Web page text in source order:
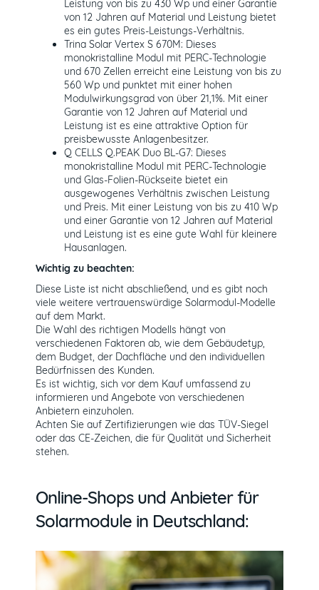
Leistung von bis zu 430 Wp und einer Garantie
von 12 Jahren auf Material und Leistung bietet
es ein gutes Preis-Leistungs-Verhältnis.
Trina Solar Vertex S 670M: Dieses
monokristalline Modul mit PERC-Technologie
und 670 Zellen erreicht eine Leistung von bis zu
560 Wp und punktet mit einer hohen
Modulwirkungsgrad von über 21,1%. Mit einer
Garantie von 12 Jahren auf Material und
Leistung ist es eine attraktive Option für
preisbewusste Anlagenbesitzer.
Q CELLS Q.PEAK Duo BL-G7: Dieses
monokristalline Modul mit PERC-Technologie
und Glas-Folien-Rückseite bietet ein
ausgewogenes Verhältnis zwischen Leistung
und Preis. Mit einer Leistung von bis zu 410 Wp
und einer Garantie von 12 Jahren auf Material
und Leistung ist es eine gute Wahl für kleinere
Hausanlagen.
Wichtig zu beachten:
Diese Liste ist nicht abschließend, und es gibt noch
viele weitere vertrauenswürdige Solarmodul-Modelle
auf dem Markt.
Die Wahl des richtigen Modells hängt von
verschiedenen Faktoren ab, wie dem Gebäudetyp,
dem Budget, der Dachfläche und den individuellen
Bedürfnissen des Kunden.
Es ist wichtig, sich vor dem Kauf umfassend zu
informieren und Angebote von verschiedenen
Anbietern einzuholen.
Achten Sie auf Zertifizierungen wie das TÜV-Siegel
oder das CE-Zeichen, die für Qualität und Sicherheit
stehen.
Online-Shops und Anbieter für
Solarmodule in Deutschland: